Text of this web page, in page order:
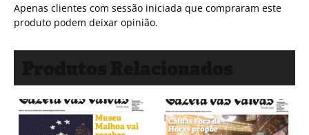
Apenas clientes com sessão iniciada que compraram este
produto podem deixar opinião.